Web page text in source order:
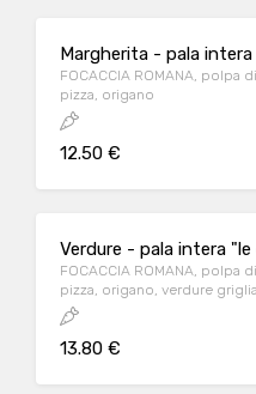
Margherita - pala intera
FOCACCIA ROMANA, polpa
pizza, origano
12.50 €
Verdure - pala intera
FOCACCIA ROMANA, polpa
pizza, origano, verdure
zucchine in proporzione
all'origine
13.80 €